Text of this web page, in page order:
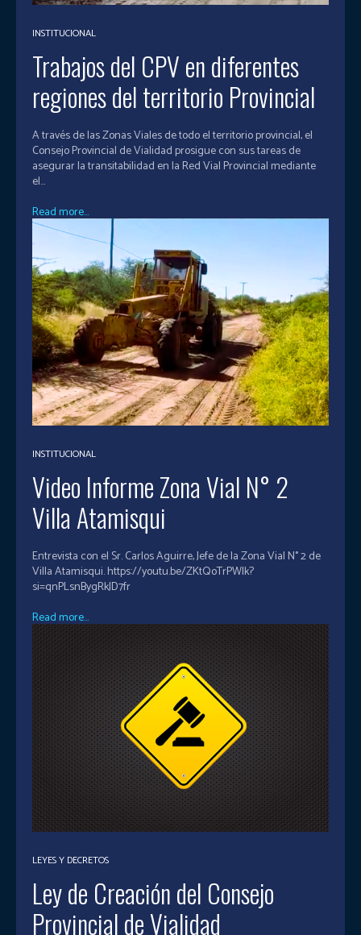
INSTITUCIONAL
Trabajos del CPV en diferentes
regiones del territorio Provincial
A través de las Zonas Viales de todo el territorio provincial, el
Consejo Provincial de Vialidad prosigue con sus tareas de
asegurar la transitabilidad en la Red Vial Provincial mediante
el...
Read more...
INSTITUCIONAL
Video Informe Zona Vial N° 2
Villa Atamisqui
Entrevista con el Sr. Carlos Aguirre, Jefe de la Zona Vial N° 2 de
Villa Atamisqui. https://youtu.be/ZKtQoTrPWlk?
si=qnPLsnBygRkJD7fr
Read more...
LEYES Y DECRETOS
Ley de Creación del Consejo
Provincial de Vialidad